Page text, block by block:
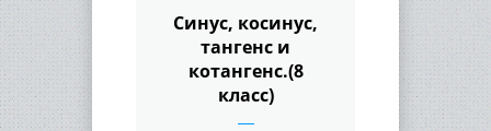
Синус, косинус,
тангенс и
котангенс.(8
класс)